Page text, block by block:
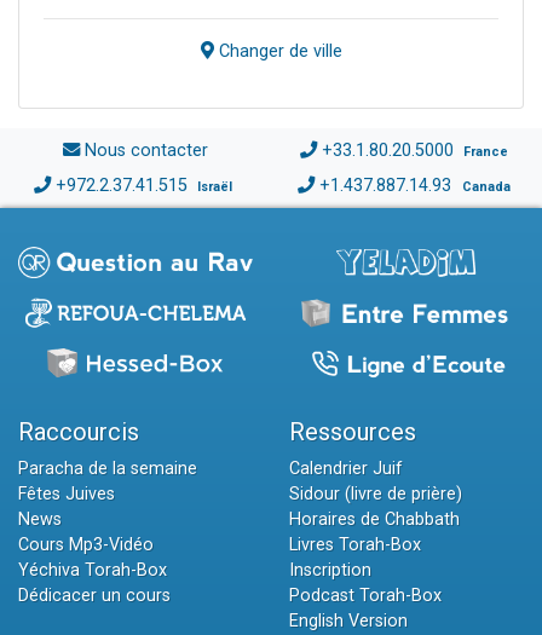
Changer de ville
Nous contacter +33.1.80.20.5000 France
+972.2.37.41.515 Israël +1.437.887.14.93 Canada
Raccourcis
Paracha de la semaine
Fêtes Juives
News
Cours Mp3-Vidéo
Yéchiva Torah-Box
Dédicacer un cours
Ressources
Calendrier Juif
Sidour (livre de prière)
Horaires de Chabbath
Livres Torah-Box
Inscription
Podcast Torah-Box
English Version